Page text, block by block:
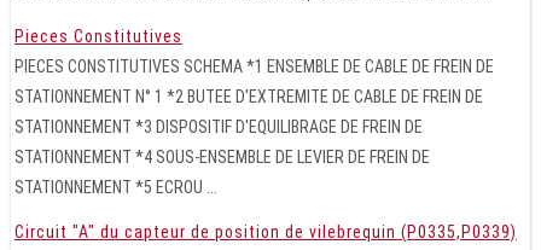
Pieces Constitutives
PIECES CONSTITUTIVES SCHEMA *1 ENSEMBLE DE CABLE DE FREIN DE
STATIONNEMENT N° 1 *2 BUTEE D'EXTREMITE DE CABLE DE FREIN DE
STATIONNEMENT *3 DISPOSITIF D'EQUILIBRAGE DE FREIN DE
STATIONNEMENT *4 SOUS-ENSEMBLE DE LEVIER DE FREIN DE
STATIONNEMENT *5 ECROU ...
Circuit "A" du capteur de position de vilebrequin (P0335,P0339)